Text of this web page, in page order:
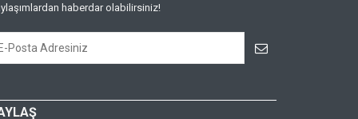
haberdar olabilirsiniz!